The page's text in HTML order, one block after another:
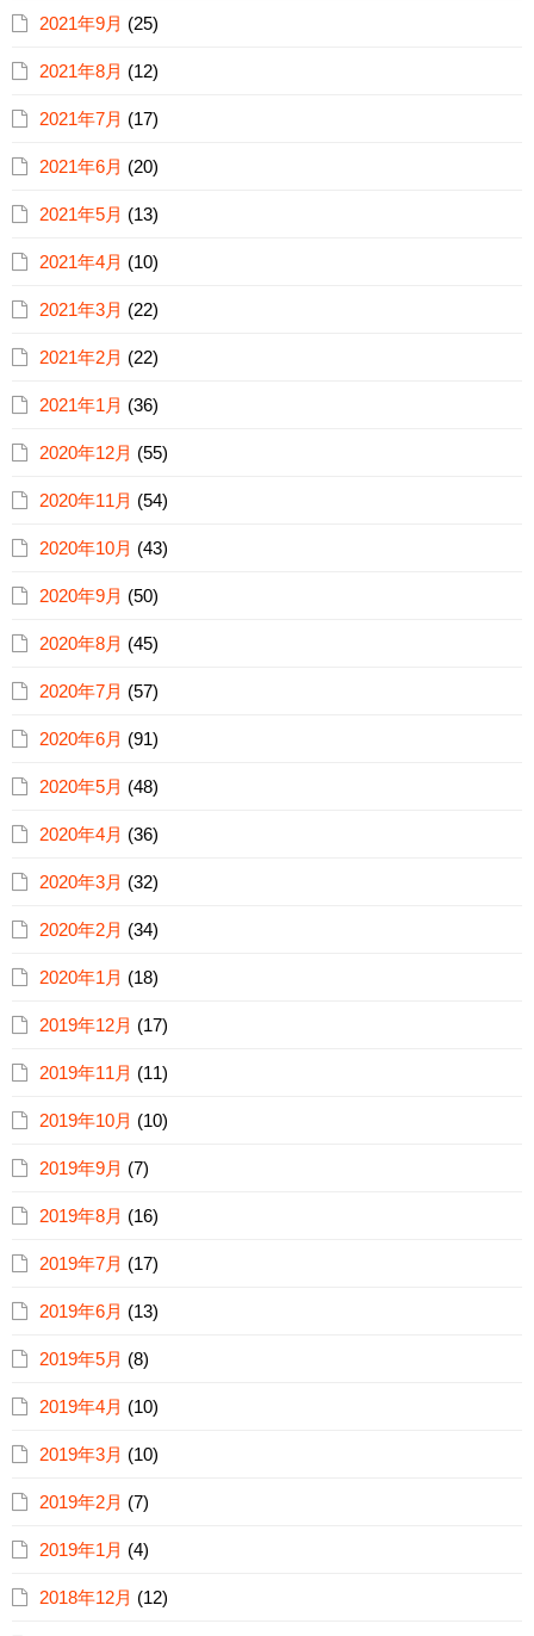
2021年9月 (25)
2021年8月 (12)
2021年7月 (17)
2021年6月 (20)
2021年5月 (13)
2021年4月 (10)
2021年3月 (22)
2021年2月 (22)
2021年1月 (36)
2020年12月 (55)
2020年11月 (54)
2020年10月 (43)
2020年9月 (50)
2020年8月 (45)
2020年7月 (57)
2020年6月 (91)
2020年5月 (48)
2020年4月 (36)
2020年3月 (32)
2020年2月 (34)
2020年1月 (18)
2019年12月 (17)
2019年11月 (11)
2019年10月 (10)
2019年9月 (7)
2019年8月 (16)
2019年7月 (17)
2019年6月 (13)
2019年5月 (8)
2019年4月 (10)
2019年3月 (10)
2019年2月 (7)
2019年1月 (4)
2018年12月 (12)